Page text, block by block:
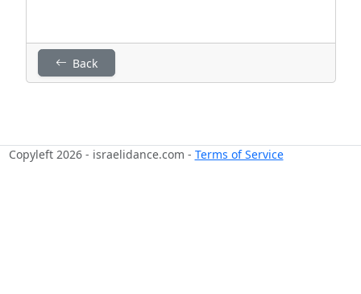
Back
Copyleft 2026 - israelidance.com - Terms of Service